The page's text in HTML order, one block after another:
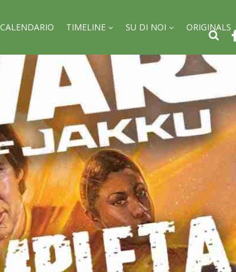
CALENDARIO TIMELINE SU DI NOI ORIGINALS